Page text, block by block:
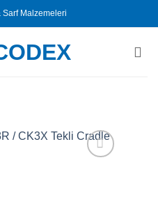
Sarf Malzemeleri